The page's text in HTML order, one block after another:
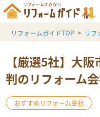
リフォームガイドTOP リフ
【厳選5社】大
判のリフォーム
おすすめリフォーム会社